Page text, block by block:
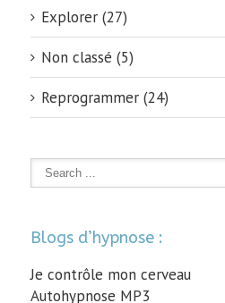
Explorer (27)
Non classé (5)
Reprogrammer (24)
Blogs d’hypnose :
Je contrôle mon cerveau
Autohypnose MP3